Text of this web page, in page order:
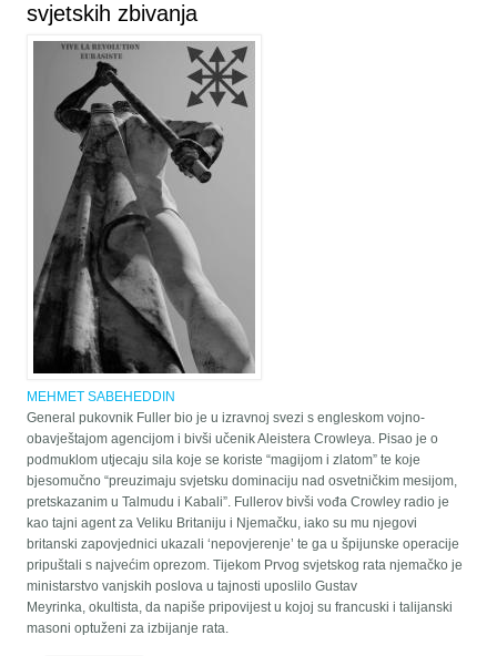
svjetskih zbivanja
MEHMET SABEHEDDIN
General pukovnik Fuller bio je u izravnoj svezi s engleskom vojno-
obavještajom agencijom i bivši učenik Aleistera Crowleya. Pisao je o
podmuklom utjecaju sila koje se koriste “magijom i zlatom” te koje
bjesomučno “preuzimaju svjetsku dominaciju nad osvetničkim mesijom,
pretskazanim u Talmudu i Kabali”. Fullerov bivši vođa Crowley radio je
kao tajni agent za Veliku Britaniju i Njemačku, iako su mu njegovi
britanski zapovjednici ukazali ‘nepovjerenje’ te ga u špijunske operacije
pripuštali s najvećim oprezom. Tijekom Prvog svjetskog rata njemačko je
ministarstvo vanjskih poslova u tajnosti uposlilo Gustav
Meyrinka, okultista, da napiše pripovijest u kojoj su francuski i talijanski
masoni optuženi za izbijanje rata.